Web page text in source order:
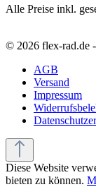
Alle Preise inkl.
© 2026 flex-rad.de
AGB
Versand
Impressum
Diese Website
bieten zu können.